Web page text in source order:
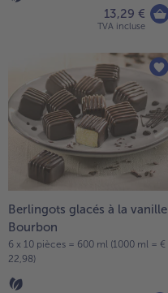
13,29 €
TVA incluse
Berlingots glacés à la vanille
Bourbon
6 x 10 pièces = 600 ml (1000 ml = €
22,98)